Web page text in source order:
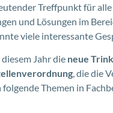
Treffpunkt für
und Lösungen im
viele interessante
Jahr die neue
, die die
Themen in